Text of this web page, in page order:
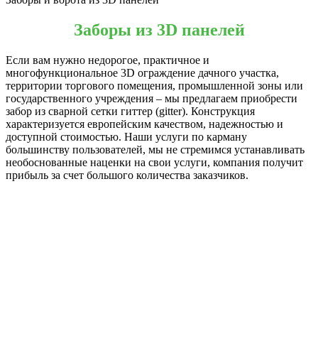
Заборы из 3D панелей
Если вам нужно недорогое, практичное и
многофункциональное 3D ограждение дачного участка,
территории торгового помещения, промышленной зоны или
государственного учреждения – мы предлагаем приобрести
забор из сварной сетки гиттер (gitter). Конструкция
характеризуется европейским качеством, надежностью и
доступной стоимостью. Наши услуги по карману
большинству пользователей, мы не стремимся устанавливать
необоснованные наценки на свои услуги, компания получит
прибыль за счет большого количества заказчиков.